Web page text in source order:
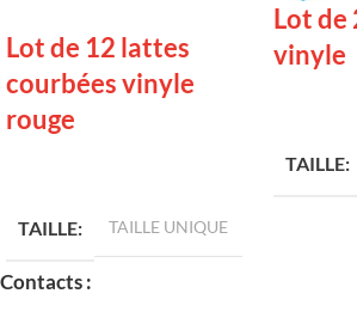
Lot de 12 lattes
courbées vinyle
rouge
TAILLE
TAILLE UNIQUE
Lot de
vinyle
TAILLE
Contacts :